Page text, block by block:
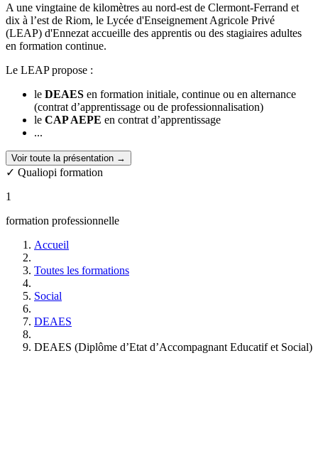
A une vingtaine de kilomètres au nord-est de Clermont-Ferrand et
dix à l’est de Riom, le Lycée d'Enseignement Agricole Privé
(LEAP) d'Ennezat accueille des apprentis ou des stagiaires adultes
en formation continue.
Le LEAP propose :
le DEAES en formation initiale, continue ou en alternance
(contrat d’apprentissage ou de professionnalisation)
le CAP AEPE en contrat d’apprentissage
...
Voir toute la présentation →
✓ Qualiopi formation
1
formation professionnelle
Accueil
Toutes les formations
Social
DEAES
DEAES (Diplôme d’Etat d’Accompagnant Educatif et Social)